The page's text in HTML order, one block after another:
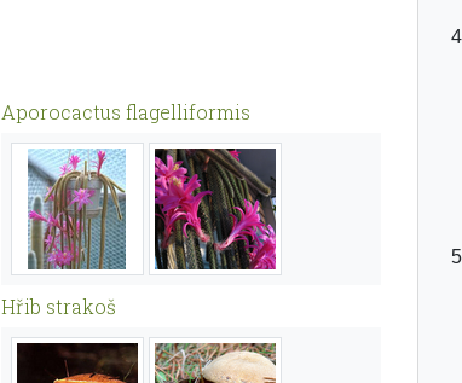
Aporocactus flagelliformis
Hřib strakoš